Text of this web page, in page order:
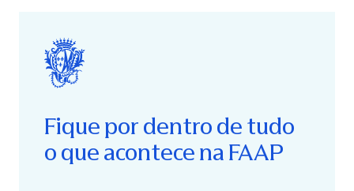
Fique por dentro de tudo
o que acontece na FAAP